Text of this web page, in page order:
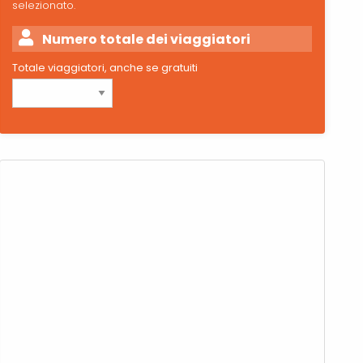
selezionato.
Numero totale dei viaggiatori
Totale viaggiatori, anche se gratuiti